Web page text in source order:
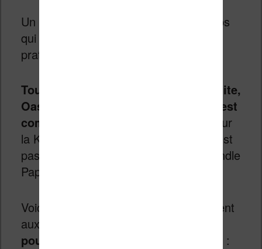
Un étui est donc aussi un gain de temps
qui ajoute un plus au côté déjà bien
pratique d’une liseuse.
Toutes les liseuses Kindle (Paperwhite,
Oasis, Voyage, etc.) ont un étui qui est
compatible.
Mais attention, un étui pour
la Kindle « simple » la moins chère, n’est
pas compatible avec un étui pour la Kindle
Paperwhite (par exemple).
Voici les liens vers Amazon.fr qui mènent
aux
pour votre modèle de liseuse Kindle
: